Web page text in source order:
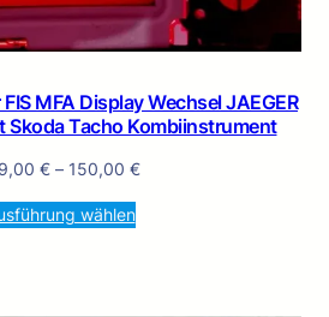
MFA Display Wechsel JAEGER
Skoda Tacho Kombiinstrument
€– 150,00 €
wählen